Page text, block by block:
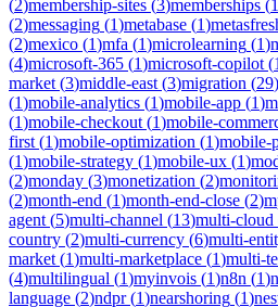
(2)membership-sites (3)memberships (1
(2)messaging (1)metabase (1)
(2)mexico (1)mfa (1)microlearning (1)
(4)microsoft-365 (1)microsoft-copilot (1
market (3)middle-east (3)migration (29)
(1)mobile-analytics (1)mobile-app (1)
(1)mobile-checkout (1)mobile-
first (1)mobile-optimization (1)mobile-
(1)mobile-strategy (1)mobile-ux (1)
(2)monday (3)monetization (2)
(2)month-end (1)month-end-close (2)
agent (5)multi-channel (13)multi-cloud
country (2)multi-currency (6)multi-
market (1)multi-marketplace (1)multi-
(4)multilingual (1)myinvois (1)n8n (1)
language (2)ndpr(1)nearshoring (1)